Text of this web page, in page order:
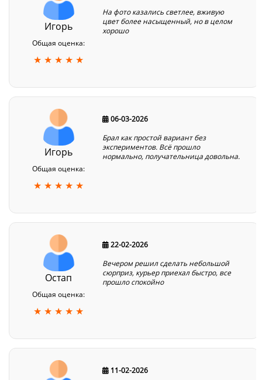
Игорь
Общая оценка:
★ ★ ★ ★ ★
На фото казались светлее, вживую
цвет более насыщенный, но в целом
хорошо
Игорь
Общая оценка:
★ ★ ★ ★ ★
06-03-2026
Брал как простой вариант без
экспериментов. Всё прошло
нормально, получательница довольна.
Остап
Общая оценка:
★ ★ ★ ★ ★
22-02-2026
Вечером решил сделать небольшой
сюрприз, курьер приехал быстро, все
прошло спокойно
11-02-2026